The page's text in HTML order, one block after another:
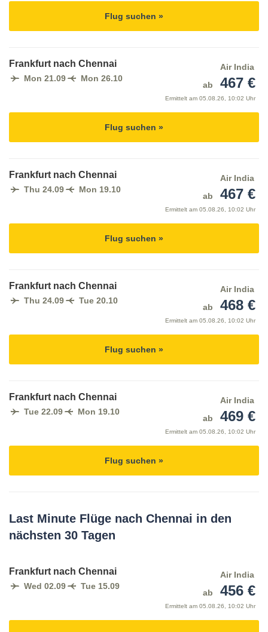
Flug suchen »
Frankfurt nach Chennai
Mon 21.09 Mon 26.10
Air India
ab
467 €
Ermittelt am 05.08.26, 10:02 Uhr
Flug suchen »
Frankfurt nach Chennai
Thu 24.09 Mon 19.10
Air India
ab
467 €
Ermittelt am 05.08.26, 10:02 Uhr
Flug suchen »
Frankfurt nach Chennai
Thu 24.09 Tue 20.10
Air India
ab
468 €
Ermittelt am 05.08.26, 10:02 Uhr
Flug suchen »
Frankfurt nach Chennai
Tue 22.09 Mon 19.10
Air India
ab
469 €
Ermittelt am 05.08.26, 10:02 Uhr
Flug suchen »
Last Minute Flüge nach Chennai in den
nächsten 30 Tagen
Frankfurt nach Chennai
Wed 02.09 Tue 15.09
Air India
ab
456 €
Ermittelt am 05.08.26, 10:02 Uhr